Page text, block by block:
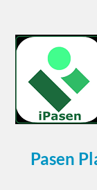
Pasen